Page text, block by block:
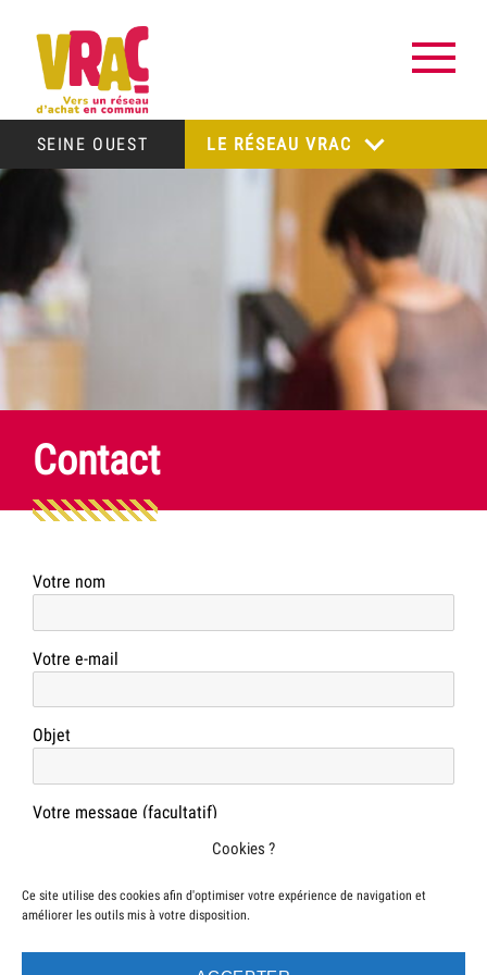
Cookies ?
Ce site utilise des cookies afin d'optimiser votre expérience de navigation et
améliorer les outils mis à votre disposition.
SEINE OUEST LE RÉSEAU VRAC
Contact
Votre nom
Votre e-mail
Objet
Votre message (facultatif)